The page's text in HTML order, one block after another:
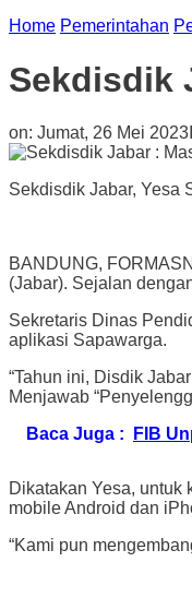
Home Pemerintahan
Sekdisdik
on: Jumat, 26 Mei 2023
Sekdisdik Jabar, Yesa
BANDUNG,
(Jabar). Sejalan
Sekretaris Dinas
aplikasi Sapawarga.
“Tahun ini, Disdik
Menjawab
Baca Juga :
FIB
Dikatakan Yesa, untuk
mobile Android dan
“Kami pun